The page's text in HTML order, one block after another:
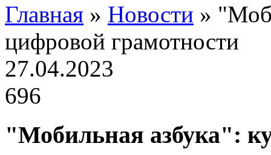
Главная » Новости »
цифровой грамотности
27.04.2023
696
"Мобильная азбука":